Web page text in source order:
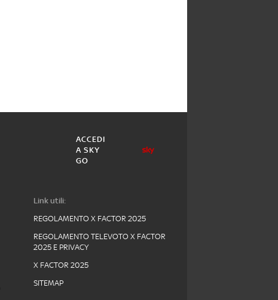
ACCEDI
A SKY
GO
Link utili:
REGOLAMENTO X FACTOR 2025
REGOLAMENTO TELEVOTO X FACTOR
2025 E PRIVACY
X FACTOR 2025
SITEMAP